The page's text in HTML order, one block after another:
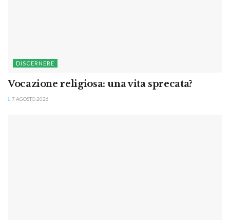
DISCERNERE
Vocazione religiosa: una vita sprecata?
7 AGOSTO 2026